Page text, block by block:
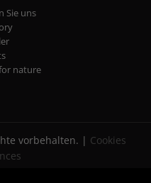
Sie uns
nature
vorbehalten. | Cookies